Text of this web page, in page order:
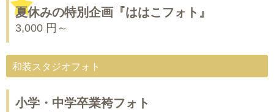
夏休みの特別企画『ははこフォト』
3,000 円～
和装スタジオフォト
小学・中学卒業袴フォト